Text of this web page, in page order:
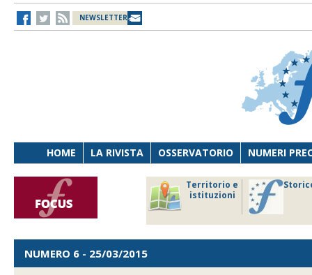
NEWSLETTER
HOME LA RIVISTA OSSERVATORIO NUMERI
Territorio e
istituzioni
NUMERO 6 - 25/03/2015